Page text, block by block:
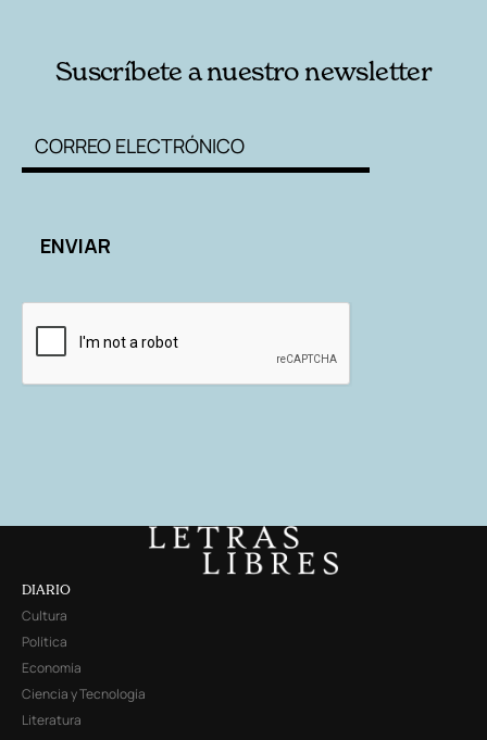
Suscríbete a nuestro newsletter
DIARIO
Cultura
Política
Economía
Ciencia y Tecnología
Literatura